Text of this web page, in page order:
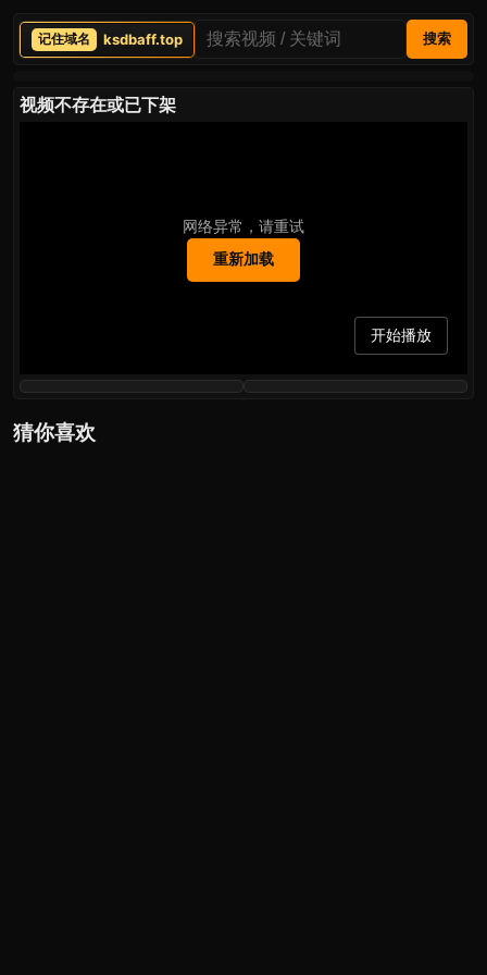
ksdbaff.top 搜索
视频不存在或已下架
网络异常，请重试
重新加载
开始播放
猜你喜欢